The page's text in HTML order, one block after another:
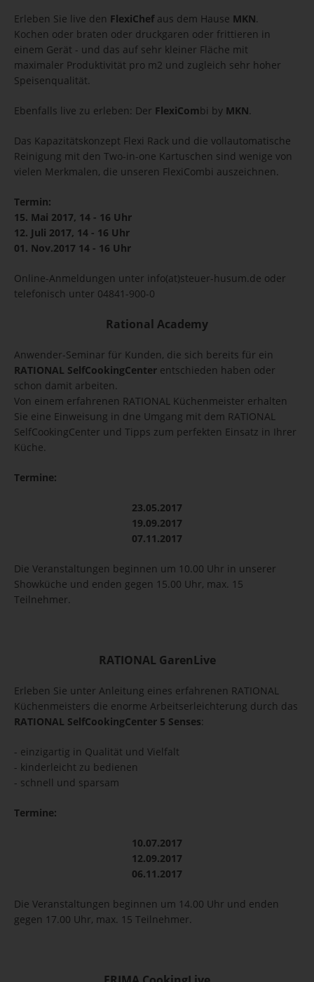
Erleben Sie live den FlexiChefaus dem Hause MKN.
Kochen oder braten oder druckgaren oder frittieren in
einem Gerät - und das auf sehr kleiner Fläche mit
maximaler Produktivität pro m2 und zugleich sehr hoher
Speisenqualität.
Ebenfalls live zu erleben: Der FlexiCombi by MKN.
Das Kapazitätskonzept Flexi Rack und die vollautomatische
Reinigung mit den Two-in-one Kartuschen sind wenige von
vielen Merkmalen, die unseren FlexiCombi auszeichnen.
Termin:
15. Mai 2017, 14 - 16 Uhr
12. Juli 2017, 14 - 16 Uhr
01. Nov.2017 14 - 16 Uhr
Online-Anmeldungen unter info(at)steuer-husum.de oder
telefonisch unter 04841-900-0
Rational Academy
Anwender-Seminar für Kunden, die sich bereits für ein
RATIONAL SelfCookingCenter entschieden haben oder
schon damit arbeiten.
Von einem erfahrenen RATIONAL Küchenmeister erhalten
Sie eine Einweisung in dne Umgang mit dem RATIONAL
SelfCookingCenter und Tipps zum perfekten Einsatz in Ihrer
Küche.
Termine:
23.05.2017
19.09.2017
07.11.2017
Die Veranstaltungen beginnen um 10.00 Uhr in unserer
Showküche und enden gegen 15.00 Uhr, max. 15
Teilnehmer.
RATIONAL GarenLive
Erleben Sie unter Anleitung eines erfahrenen RATIONAL
Küchenmeisters die enorme Arbeitserleichterung durch das
RATIONAL SelfCookingCenter 5 Senses:
- einzigartig in Qualität und Vielfalt
- kinderleicht zu bedienen
- schnell und sparsam
Termine:
10.07.2017
12.09.2017
06.11.2017
Die Veranstaltungen beginnen um 14.00 Uhr und enden
gegen 17.00 Uhr, max. 15 Teilnehmer.